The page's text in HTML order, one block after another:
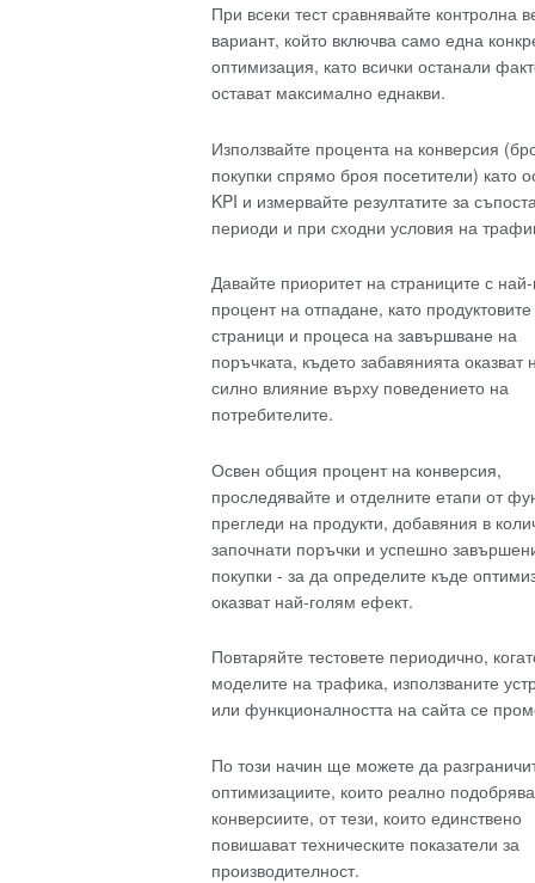
При всеки тест сравнявайте контролна
вариант, който включва само една
оптимизация, като всички останали
остават максимално еднакви.
Използвайте процента на конверсия
покупки спрямо броя посетители) като
KPI и измервайте резултатите за
периоди и при сходни условия на
Давайте приоритет на страниците с най-
процент на отпадане, като продуктовите
страници и процеса на завършване на
поръчката, където забавянията оказват
силно влияние върху поведението на
потребителите.
Освен общия процент на конверсия,
проследявайте и отделните етапи от
прегледи на продукти, добавяния в
започнати поръчки и успешно
покупки - за да определите къде
оказват най-голям ефект.
Повтаряйте тестовете периодично,
моделите на трафика, използваните
или функционалността на сайта се
По този начин ще можете да
оптимизациите, които реално
конверсиите, от тези, които единствено
повишават техническите показатели за
производителност.